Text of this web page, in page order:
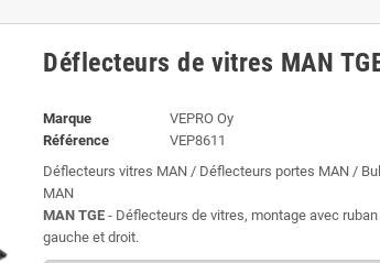
Déflecteurs de vitres MAN
Marque
VEPRO Oy
Référence
VEP8611
Déflecteurs vitres MAN / Déflecteurs portes MAN /
MAN
MAN TGE - Déflecteurs de vitres, montage avec
gauche et droit.